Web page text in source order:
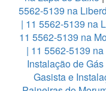
5562-5139 na
| 11 5562-5139 na
11 5562-5139 na
| 11 5562-5139
Instalação de
Gasista e